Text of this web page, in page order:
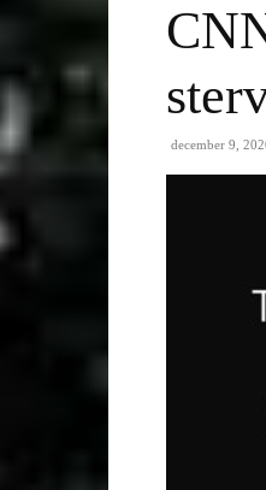
december 9,